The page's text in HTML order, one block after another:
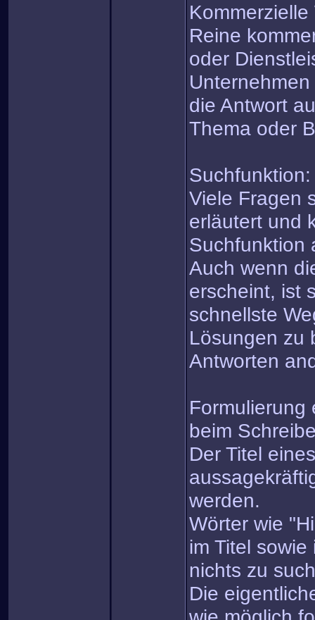
Reine
oder
die Antwort
Thema oder
Suchfunktion:
Viele Fragen
erläutert und
Suchfunktion
Auch wenn
erscheint, ist
schnellste
Lösungen zu
Antworten
Formulierung
beim
Der Titel
werden.
Wörter wie
im Titel
nichts zu
Die